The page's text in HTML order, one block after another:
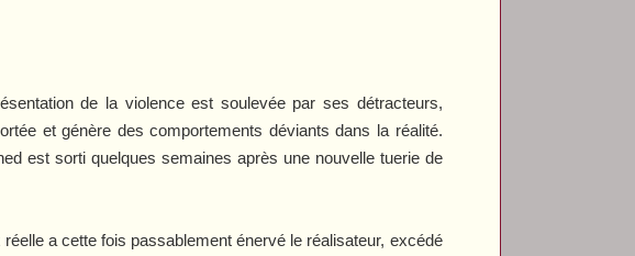
de la violence est soulevée par ses détracteurs,
et génère des comportements déviants dans la réalité.
est sorti quelques semaines après une nouvelle tuerie de
a cette fois passablement énervé le réalisateur, excédé